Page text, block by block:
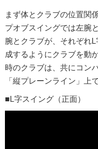
まず体とクラブの位置関
プオブスイングでは左腕
腕とクラブが、それぞれ
成するようにクラブを動
時のクラブは、共にコン
「縦プレーンライン」上
■L字スイング（正面）